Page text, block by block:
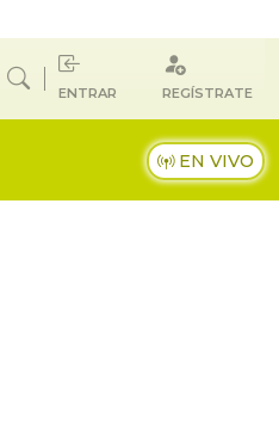
ENTRAR REGÍSTRATE
EN VIVO